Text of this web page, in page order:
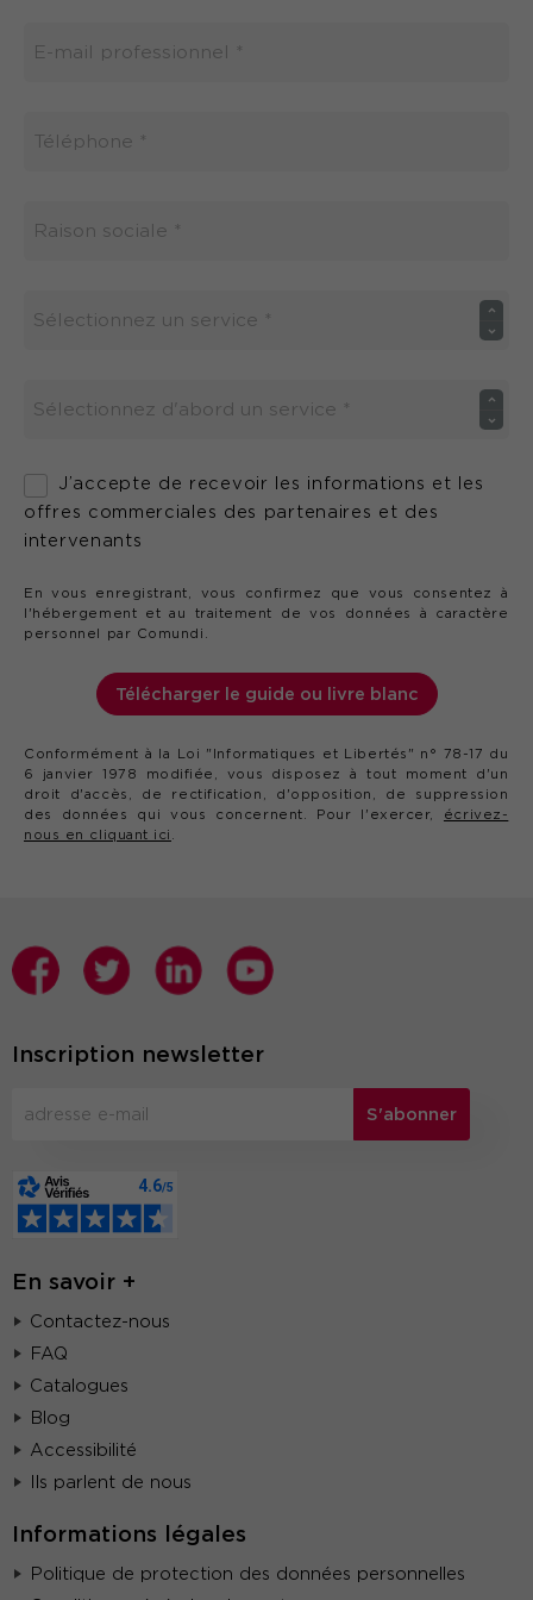
J’accepte de recevoir les informations et les
offres commerciales des partenaires et des
intervenants
En vous enregistrant, vous confirmez que vous consentez à
l'hébergement et au traitement de vos données à caractère
personnel par Comundi.
Télécharger le guide ou livre blanc
Conformément à la Loi "Informatiques et Libertés" n° 78-17 du
6 janvier 1978 modifiée, vous disposez à tout moment d'un
droit d'accès, de rectification, d'opposition, de suppression
des données qui vous concernent. Pour l'exercer, écrivez-
nous en cliquant ici .
Inscription newsletter
S'abonner
En savoir +
Contactez-nous
FAQ
Catalogues
Blog
Accessibilité
Ils parlent de nous
Informations légales
Politique de protection des données personnelles